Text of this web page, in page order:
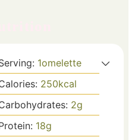
1omelette
250kcal
2g
18g